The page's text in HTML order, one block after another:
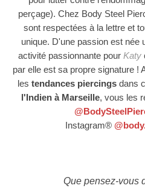
perçage). Chez Body Steel
sont respectées à la lettre et
unique. D'une passion est née
activité passionnante pourKaty
par elle est sa propre signature !
les tendances piercingsdans
l'Indien à Marseille, vous les
Instagram® @
Que pensez-vous